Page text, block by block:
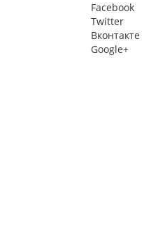
Facebook
Twitter
Вконтакте
Google+